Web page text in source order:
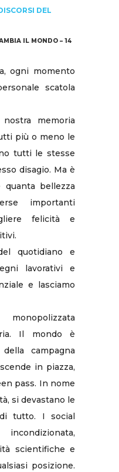
DEL
IL MONDO – 14
ogni momento
scatola
memoria
più o meno le
tutti le stesse
disagio. Ma è
bellezza
importanti
felicità e
quotidiano e
lavorativi e
e lasciamo
Il mondo è
campagna
in piazza,
pass. In nome
si devastano le
tutto. I social
scientifiche e
posizione.